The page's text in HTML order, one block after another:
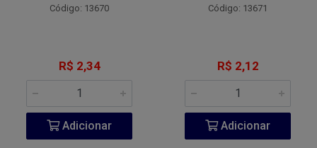
Código: 13670
R$ 2,34
Adicionar
Código: 13671
R$ 2,12
Adicionar